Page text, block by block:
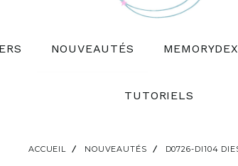
NOUVEAUTÉS MEMORYDEX
TUTORIELS
ACCUEIL NOUVEAUTÉS D0726-DI104